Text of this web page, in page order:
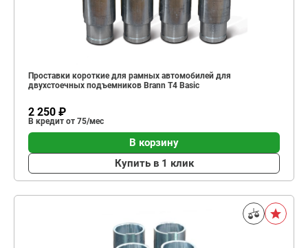
Проставки короткие для рамных автомобилей для
двухстоечных подъемников Brann T4 Basic
2 250 ₽
В кредит от 75/мес
В корзину
Купить в 1 клик